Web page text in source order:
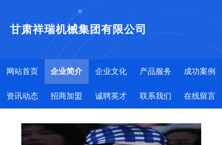
甘肃祥瑞机械集团有限公司
网站首页 企业简介 企业文化 产品服务 成功案例
资讯动态 招商加盟 诚聘英才 联系我们 在线留言